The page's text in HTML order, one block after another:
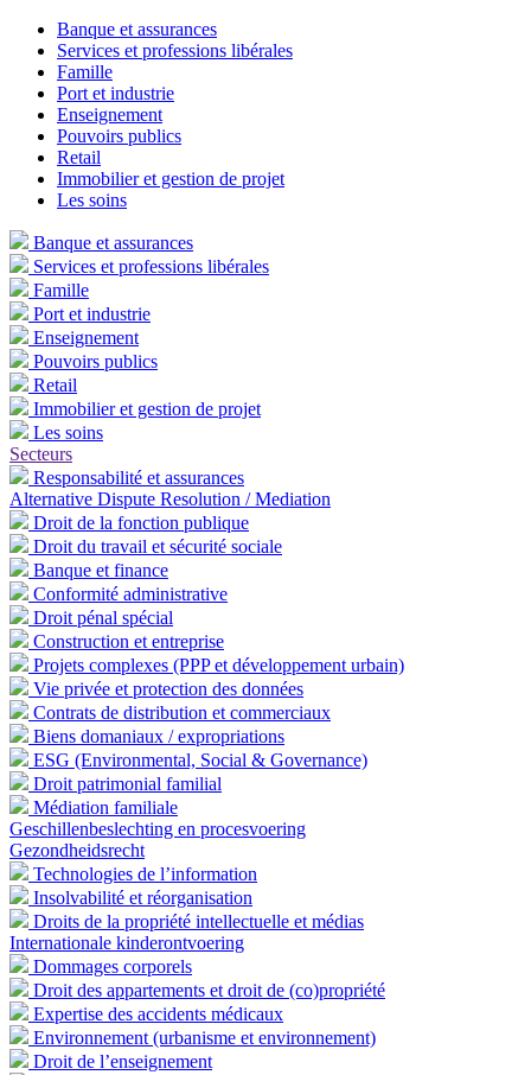
Banque et assurances
Services et professions libérales
Famille
Port et industrie
Enseignement
Pouvoirs publics
Retail
Immobilier et gestion de projet
Les soins
Banque et assurances
Services et professions libérales
Famille
Port et industrie
Enseignement
Pouvoirs publics
Retail
Immobilier et gestion de projet
Les soins
Secteurs
Responsabilité et assurances
Alternative Dispute Resolution / Mediation
Droit de la fonction publique
Droit du travail et sécurité sociale
Banque et finance
Conformité administrative
Droit pénal spécial
Construction et entreprise
Projets complexes (PPP et développement urbain)
Vie privée et protection des données
Contrats de distribution et commerciaux
Biens domaniaux / expropriations
ESG (Environmental, Social & Governance)
Droit patrimonial familial
Médiation familiale
Geschillenbeslechting en procesvoering
Gezondheidsrecht
Technologies de l’information
Insolvabilité et réorganisation
Droits de la propriété intellectuelle et médias
Internationale kinderontvoering
Dommages corporels
Droit des appartements et droit de (co)propriété
Expertise des accidents médicaux
Environnement (urbanisme et environnement)
Droit de l’enseignement